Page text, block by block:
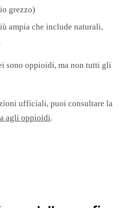
grezzo)
ampia che include naturali,
sono oppioidi, ma non tutti gli
ufficiali, puoi consultare la
agli oppioidi.